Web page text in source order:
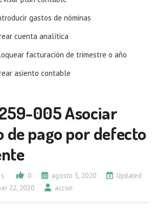
gastos de nóminas
cuenta analítica
facturación de trimestre o año
asiento contable
005 Asociar
de pago por defecto
0 agosto 5, 2020
Updated
22, 2020
accon